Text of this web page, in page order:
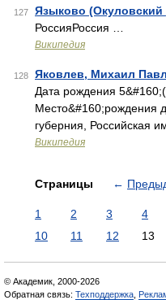
127 Языково (Окуловский
РоссияРоссия …
Википедия
128 Яковлев, Михаил
Дата рождения
Место&#160;рождения
губерния, Российская
Википедия
Страницы ←
1 2 3 4
10
11 12 13
© Академик, 2000-2026
Обратная связь: Техподдержка